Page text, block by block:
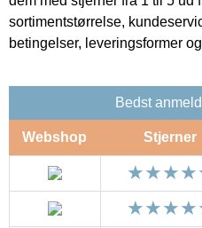
sortimentstørrelse,
betingelser, leveringsformer
Bedst
Webshop Stjerner